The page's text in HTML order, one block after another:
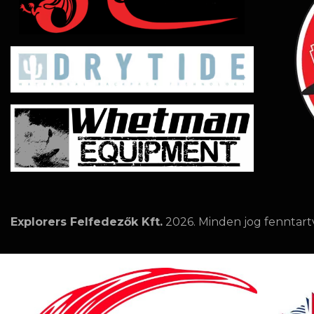
Explorers Felfedezők Kft. 2026. Minden jog